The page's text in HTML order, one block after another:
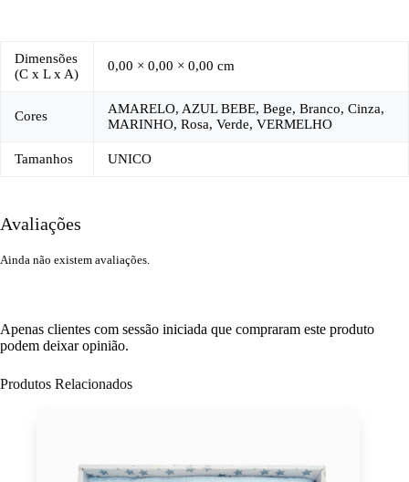
Dimensões
(C x L x A)
0,00 × 0,00 × 0,00 cm
Cores
AMARELO, AZUL BEBE, Bege, Branco, Cinza,
MARINHO, Rosa, Verde, VERMELHO
Tamanhos UNICO
Avaliações
Ainda não existem avaliações.
Apenas clientes com sessão iniciada que compraram este produto
podem deixar opinião.
Produtos Relacionados